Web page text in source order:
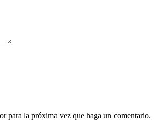
para la próxima vez que haga un comentario.